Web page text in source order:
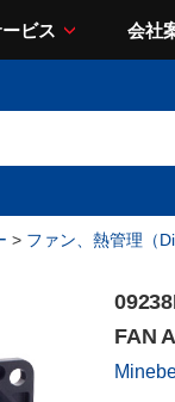
ビス 会社
> ファン、熱管理（
FAN